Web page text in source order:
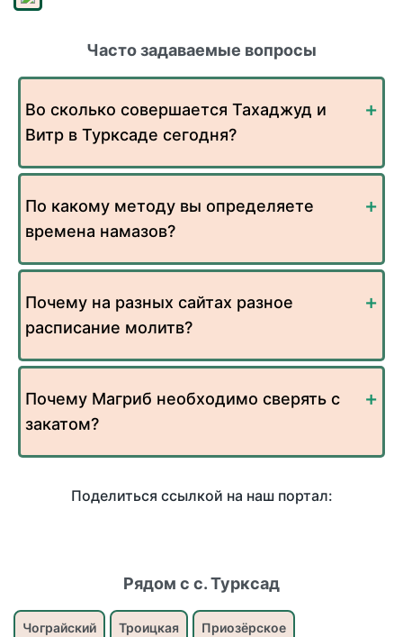
Часто задаваемые вопросы
Во сколько совершается Тахаджуд и
Витр в Турксаде сегодня?
По какому методу вы определяете
времена намазов?
Почему на разных сайтах разное
расписание молитв?
Почему Магриб необходимо сверять с
закатом?
Поделиться ссылкой на наш портал:
Рядом с с. Турксад
Чограйский Троицкая Приозёрское